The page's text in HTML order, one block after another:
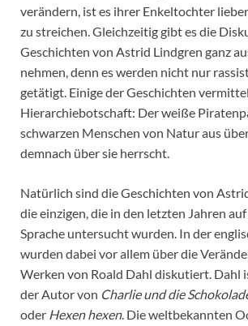
verändern, ist es ihrer Enkeltochter
zu streichen. Gleichzeitig gibt es die
Geschichten von Astrid Lindgren ganz
nehmen, denn es werden nicht nur
getätigt. Einige der Geschichten
Hierarchiebotschaft: Der weiße
schwarzen Menschen von Natur aus
demnach über sie herrscht.
Natürlich sind die Geschichten von
die einzigen, die in den letzten Jahren
Sprache untersucht wurden. In der
wurden dabei vor allem über die
Werken von Roald Dahl diskutiert. Dahl
der Autor von Charlie und die
oder Hexen hexen. Die weltbekannten